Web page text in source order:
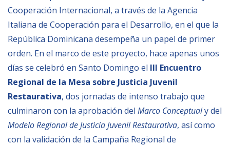
Registro de proveedores
Contratos/Acuerdos/Grant
NEWSLETTER
Cooperación Internacional, a través de la Agencia
Italiana de Cooperación para el Desarrollo, en el que la
República Dominicana desempeña un papel de primer
orden. En el marco de este proyecto, hace apenas unos
días se celebró en Santo Domingo el III Encuentro
Regional de la Mesa sobre Justicia Juvenil
Restaurativa, dos jornadas de intenso trabajo que
culminaron con la aprobación del Marco Conceptualy del
Modelo Regional de Justicia Juvenil Restaurativa, así como
con la validación de la Campaña Regional de